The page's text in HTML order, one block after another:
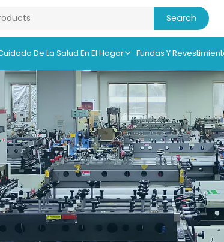
De La Salud En El Hogar Fundas Y